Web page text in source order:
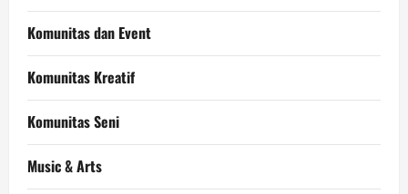
Komunitas dan Event
Komunitas Kreatif
Komunitas Seni
Music & Arts